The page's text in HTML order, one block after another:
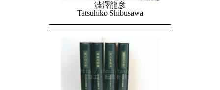
澁澤龍彦
Tatsuhiko Shibusawa